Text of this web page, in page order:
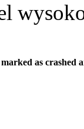
as crashed